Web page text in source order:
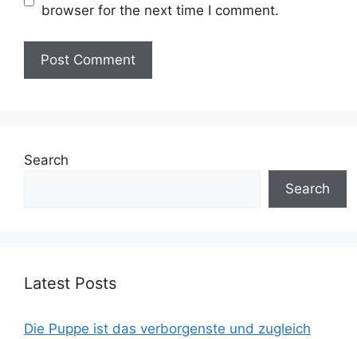
browser for the next time I comment.
Search
Search
Latest Posts
Die Puppe ist das verborgenste und zugleich